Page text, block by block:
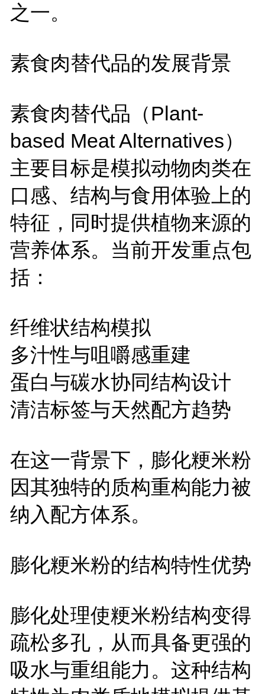
之一。
素食肉替代品的发展背景
素食肉替代品（Plant-
based Meat Alternatives）
主要目标是模拟动物肉类在
口感、结构与食用体验上的
特征，同时提供植物来源的
营养体系。当前开发重点包
括：
纤维状结构模拟
多汁性与咀嚼感重建
蛋白与碳水协同结构设计
清洁标签与天然配方趋势
在这一背景下，膨化粳米粉
因其独特的质构重构能力被
纳入配方体系。
膨化粳米粉的结构特性优势
膨化处理使粳米粉结构变得
疏松多孔，从而具备更强的
吸水与重组能力。这种结构